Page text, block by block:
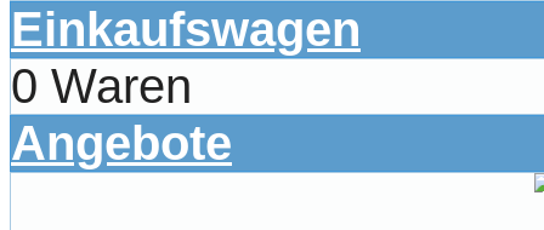
Einkaufswagen
0 Waren
Angebote